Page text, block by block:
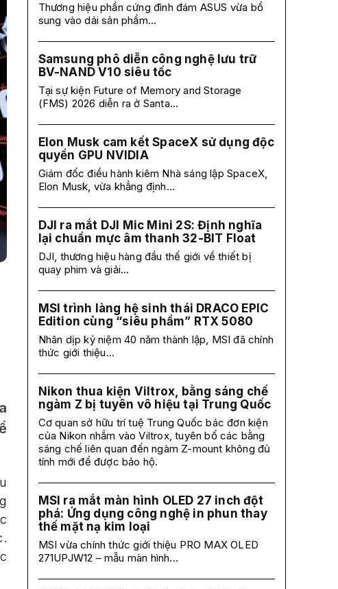
Thương hiệu phần cứng đình đám ASUS vừa bổ
sung vào dải sản phẩm...
Samsung phô diễn công nghệ lưu trữ
BV-NAND V10 siêu tốc
Tại sự kiện Future of Memory and Storage
(FMS) 2026 diễn ra ở Santa...
Elon Musk cam kết SpaceX sử dụng độc
quyền GPU NVIDIA
Giám đốc điều hành kiêm Nhà sáng lập SpaceX,
Elon Musk, vừa khẳng định...
DJI ra mắt DJI Mic Mini 2S: Định nghĩa
lại chuẩn mực âm thanh 32-BIT Float
DJI, thương hiệu hàng đầu thế giới về thiết bị
quay phim và giải...
MSI trình làng hệ sinh thái DRACO EPIC
Edition cùng “siêu phẩm” RTX 5080
Nhân dịp kỷ niệm 40 năm thành lập, MSI đã chính
thức giới thiệu...
Nikon thua kiện Viltrox, bằng sáng chế
ngàm Z bị tuyên vô hiệu tại Trung Quốc
Cơ quan sở hữu trí tuệ Trung Quốc bác đơn kiện
của Nikon nhắm vào Viltrox, tuyên bố các bằng
sáng chế liên quan đến ngàm Z-mount không đủ
tính mới để được bảo hộ.
MSI ra mắt màn hình OLED 27 inch đột
phá: Ứng dụng công nghệ in phun thay
thế mặt nạ kim loại
MSI vừa chính thức giới thiệu PRO MAX OLED
271UPJW12 – mẫu màn hình...